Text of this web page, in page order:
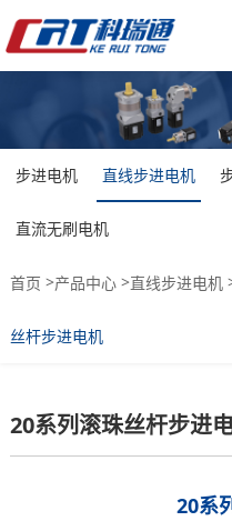
步进电机 直线步进电机
直流无刷电机
首页 >产品中心>直线步进电机
丝杆步进电机
20系列滚珠丝杆步进
20系